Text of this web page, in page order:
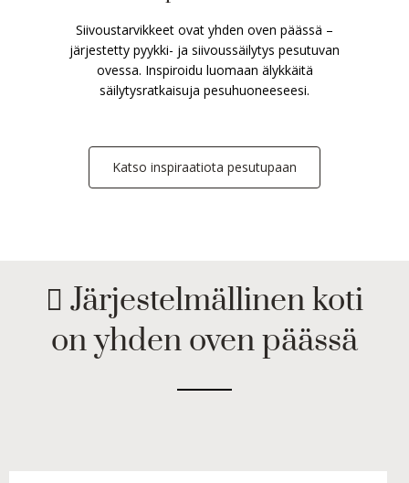
Siivoustarvikkeet ovat yhden oven päässä –
järjestetty pyykki- ja siivoussäilytys pesutuvan
ovessa. Inspiroidu luomaan älykkäitä
säilytysratkaisuja pesuhuoneeseesi.
Katso inspiraatiota pesutupaan
 Järjestelmällinen koti
on yhden oven päässä